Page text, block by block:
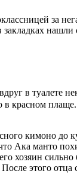
за
закладках
в туалете
в красном
кимоно
Ака манто
хозяин
этого